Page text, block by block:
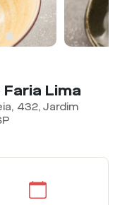
Lima
432, Jardim